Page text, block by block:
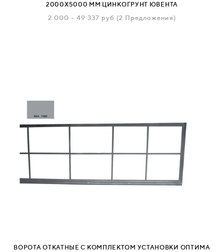
2000Х5000 ММ ЦИНКОГРУНТ ЮВЕНТА
2 000 - 49 337 руб (2 Предложения)
ВОРОТА ОТКАТНЫЕ С КОМПЛЕКТОМ УСТАНОВКИ ОПТИМА